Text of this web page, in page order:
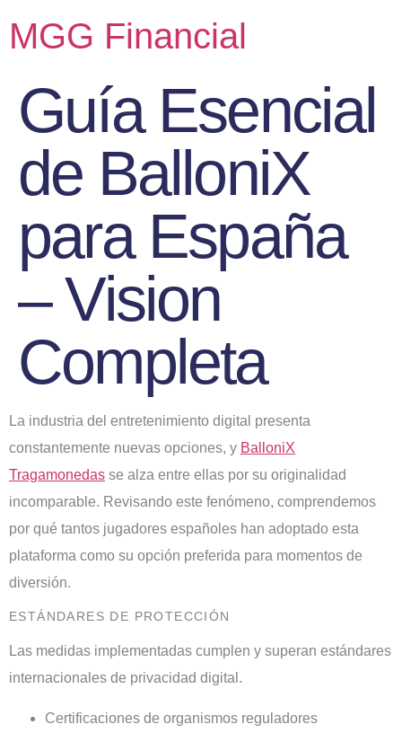
MGG Financial
Guía Esencial
de BalloniX
para España
– Vision
Completa
La industria del entretenimiento digital presenta
constantemente nuevas opciones, y BalloniX
Tragamonedas se alza entre ellas por su originalidad
incomparable. Revisando este fenómeno, comprendemos
por qué tantos jugadores españoles han adoptado esta
plataforma como su opción preferida para momentos de
diversión.
ESTÁNDARES DE PROTECCIÓN
Las medidas implementadas cumplen y superan estándares
internacionales de privacidad digital.
Certificaciones de organismos reguladores